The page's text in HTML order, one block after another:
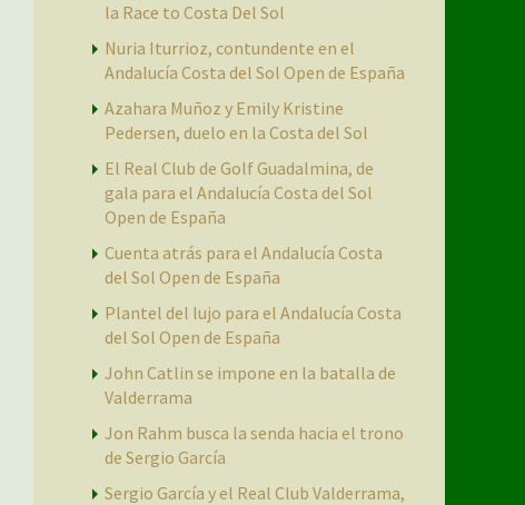
la Race to Costa Del Sol
Nuria Iturrioz, contundente en el
Andalucía Costa del Sol Open de España
Azahara Muñoz y Emily Kristine
Pedersen, duelo en la Costa del Sol
El Real Club de Golf Guadalmina, de
gala para el Andalucía Costa del Sol
Open de España
Cuenta atrás para el Andalucía Costa
del Sol Open de España
Plantel del lujo para el Andalucía Costa
del Sol Open de España
John Catlin se impone en la batalla de
Valderrama
Jon Rahm busca la senda hacia el trono
de Sergio García
Sergio García y el Real Club Valderrama,